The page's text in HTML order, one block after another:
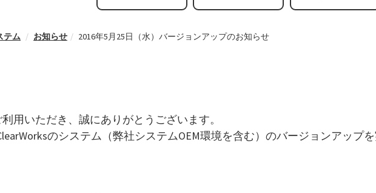
テム お知らせ 2016年5月25日（水）バージョンアップのお知らせ
用いただき、誠にありがとうございます。
のシステム（弊社システムOEM環境を含む）のバージョンアップを